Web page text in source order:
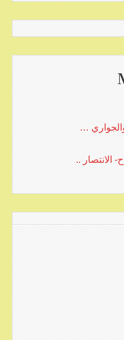
…
الانتصار ..